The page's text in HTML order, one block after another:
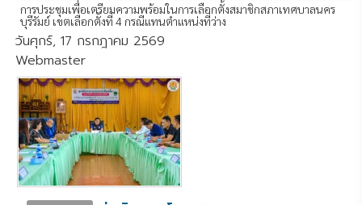
การประชุมเพื่อเตรียมความพร้อมในการเลือกตั้งสมาชิกสภาเทศบาลนคร
บุรีรัมย์ เขตเลือกตั้งที่ 4 กรณีแทนตำแหน่งที่ว่าง
วันศุกร์, 17 กรกฎาคม 2569
Webmaster